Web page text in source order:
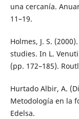
una cercanía.
11–19.
Holmes, J. S.
studies. In L.
(pp. 172–185).
Hurtado Albir, A.
Metodología en la
Edelsa.